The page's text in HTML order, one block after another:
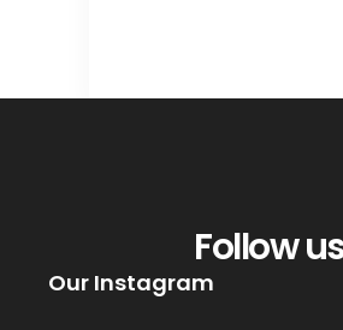
Follow
Our Instagram